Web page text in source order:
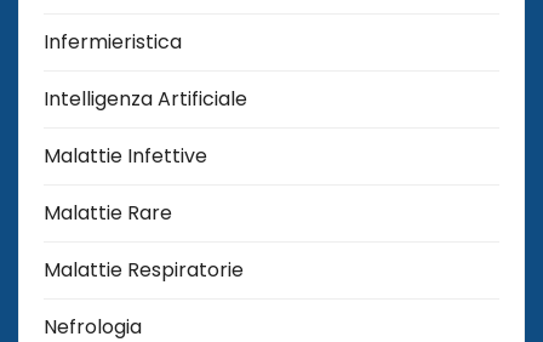
Infermieristica
Intelligenza Artificiale
Malattie Infettive
Malattie Rare
Malattie Respiratorie
Nefrologia